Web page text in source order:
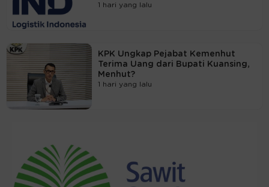
1 hari yang lalu
KPK Ungkap Pejabat Kemenhut
Terima Uang dari Bupati Kuansing,
Menhut?
1 hari yang lalu